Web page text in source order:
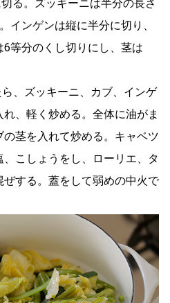
る。ズッキーニは半分の長さ
インゲンは縦に半分に切り、
等分のくし切りにし、茎は
、ズッキーニ、カブ、インゲ
、軽く炒める。全体に油がま
茎を入れて炒める。キャベツ
こしょうをし、ローリエ、タ
する。蓋をして弱めの中火で